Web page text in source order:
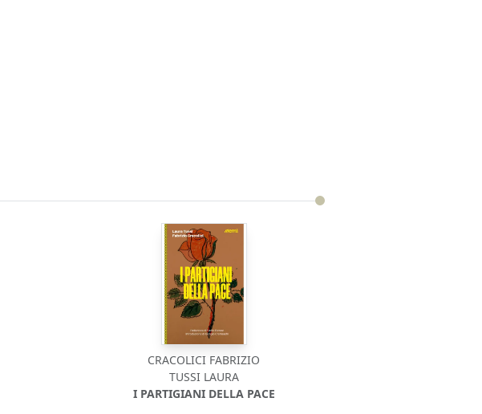
CRACOLICI FABRIZIO
TUSSI LAURA
I PARTIGIANI DELLA PACE